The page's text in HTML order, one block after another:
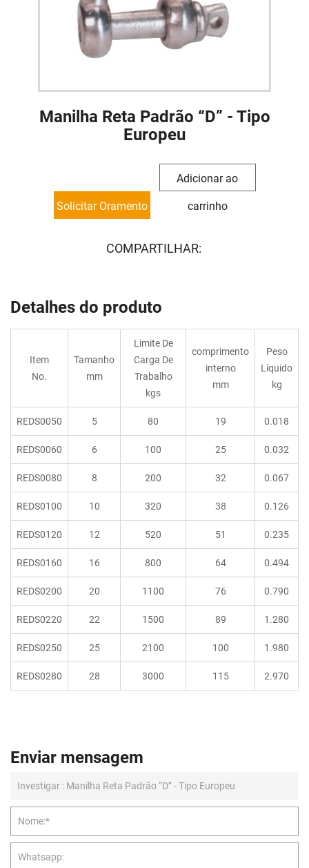
Manilha Reta Padrão “D” - Tipo
Europeu
Solicitar Oramento
Adicionar ao
carrinho
COMPARTILHAR:
Detalhes do produto
Item
No.
Tamanho
mm
Limite De
Carga De
Trabalho
kgs
comprimento
interno
mm
Peso
Líquido
kg
REDS0050 5 80 19 0.018
REDS0060 6 100 25 0.032
REDS0080 8 200 32 0.067
REDS0100 10 320 38 0.126
REDS0120 12 520 51 0.235
REDS0160 16 800 64 0.494
REDS0200 20 1100 76 0.790
REDS0220 22 1500 89 1.280
REDS0250 25 2100 100 1.980
REDS0280 28 3000 115 2.970
Enviar mensagem